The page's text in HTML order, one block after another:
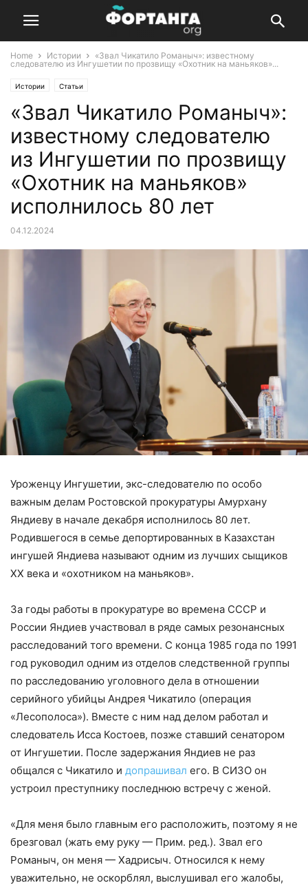
Home Истории
«Звал Чикатило Романыч»: известному
следователю из Ингушетии по прозвищу «Охотник на маньяков»...
Истории Статьи
«Звал Чикатило Романыч»:
известному следователю
из Ингушетии по прозвищу
«Охотник на маньяков»
исполнилось 80 лет
04.12.2024
Уроженцу Ингушетии, экс-следователю по особо
важным делам Ростовской прокуратуры Амурхану
Яндиеву в начале декабря исполнилось 80 лет.
Родившегося в семье депортированных в Казахстан
ингушей Яндиева называют одним из лучших сыщиков
XX века и «охотником на маньяков».
За годы работы в прокуратуре во времена СССР и
России Яндиев участвовал в ряде самых резонансных
расследований того времени. С конца 1985 года по 1991
год руководил одним из отделов следственной группы
по расследованию уголовного дела в отношении
серийного убийцы Андрея Чикатило (операция
«Лесополоса»). Вместе с ним над делом работал и
следователь Исса Костоев, позже ставший сенатором
от Ингушетии. После задержания Яндиев не раз
общался с Чикатило и допрашивал его. В СИЗО он
устроил преступнику последнюю встречу с женой.
«Для меня было главным его расположить, поэтому я не
брезговал (жать ему руку — Прим. ред.). Звал его
Романыч, он меня — Хадрисыч. Относился к нему
уважительно, не оскорблял, выслушивал его жалобы,